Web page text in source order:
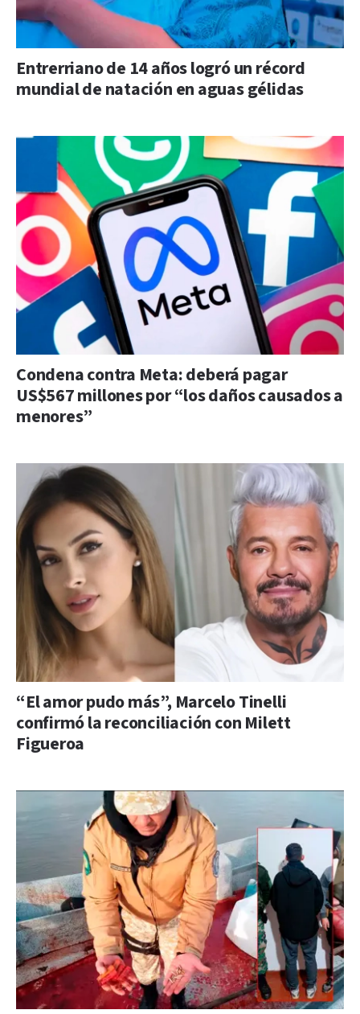
Entrerriano de 14 años logró un récord
mundial de natación en aguas gélidas
Condena contra Meta: deberá pagar
US$567 millones por “los daños causados a
menores”
“El amor pudo más”, Marcelo Tinelli
confirmó la reconciliación con Milett
Figueroa